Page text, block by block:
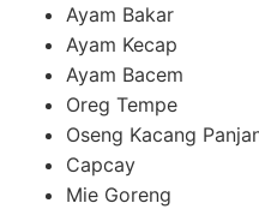
Ayam Bakar
Ayam Kecap
Ayam Bacem
Oreg Tempe
Oseng Kacang
Capcay
Mie Goreng